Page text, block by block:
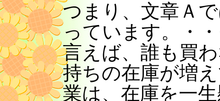
つまり、文章Ａ
っています。・
言えば、誰も買
持ちの在庫が増
業は、在庫を一